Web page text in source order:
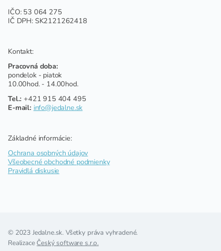
IČO: 53 064 275
IČ DPH: SK2121262418
Kontakt:
Pracovná doba:
pondelok - piatok
10.00hod. - 14.00hod.
Tel.: +421 915 404 495
E-mail: info@jedalne.sk
Základné informácie:
Ochrana osobných údajov
Všeobecné obchodné podmienky
Pravidlá diskusie
© 2023 Jedalne.sk. Všetky práva vyhradené.
Realizace Český software s.r.o.